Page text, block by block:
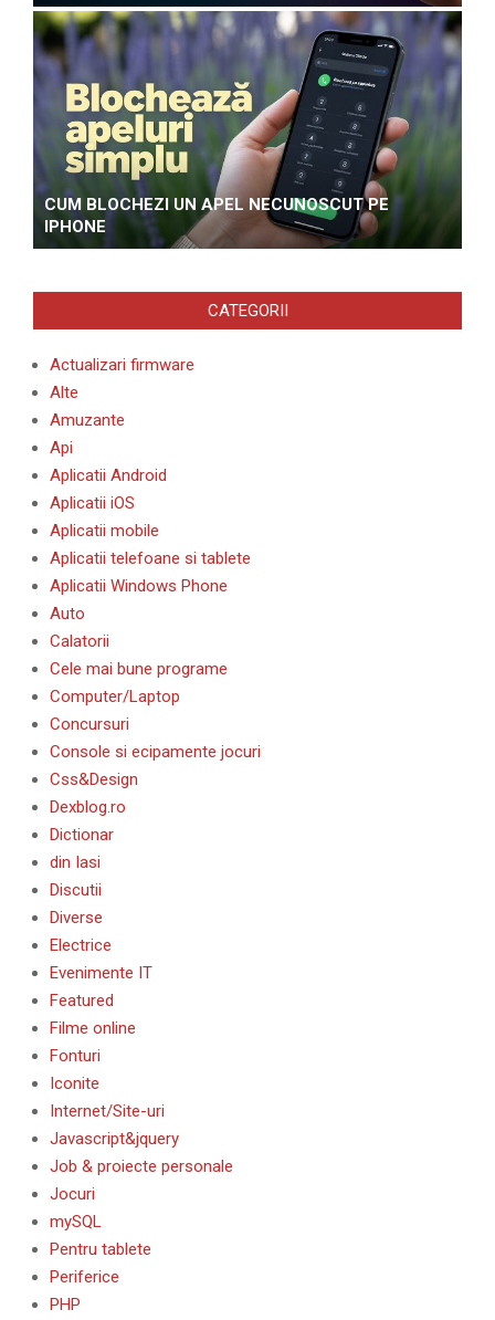
CUM BLOCHEZI UN APEL NECUNOSCUT PE
IPHONE
CATEGORII
Actualizari firmware
Alte
Amuzante
Api
Aplicatii Android
Aplicatii iOS
Aplicatii mobile
Aplicatii telefoane si tablete
Aplicatii Windows Phone
Auto
Calatorii
Cele mai bune programe
Computer/Laptop
Concursuri
Console si ecipamente jocuri
Css&Design
Dexblog.ro
Dictionar
din Iasi
Discutii
Diverse
Electrice
Evenimente IT
Featured
Filme online
Fonturi
Iconite
Internet/Site-uri
Javascript&jquery
Job & proiecte personale
Jocuri
mySQL
Pentru tablete
Periferice
PHP